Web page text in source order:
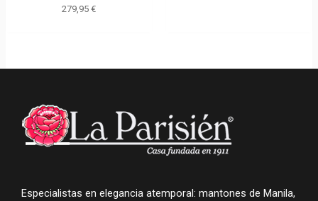
279,95 €
Especialistas en elegancia atemporal: mantones de Manila,